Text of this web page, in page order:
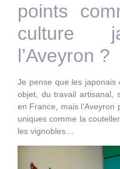
points
culture
l’Aveyron ?
Je pense que les japonais
objet, du travail artisanal,
en France, mais
uniques comme la
les vignobles…